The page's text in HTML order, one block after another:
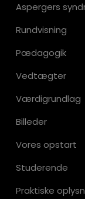
Aspergers
Rundvisning
Pædagogik
Vedtægter
Værdigrundlag
Billeder
Vores opstart
Studerende
Praktiske